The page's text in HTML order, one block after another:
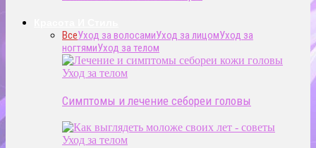
ВсеУход за волосамиУход за лицомУход за
ногтямиУход за телом
Уход за телом
Симптомы и лечение себореи головы
Уход за телом